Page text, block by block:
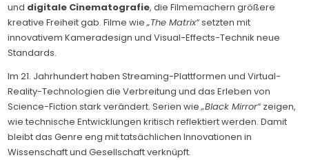
und digitale Cinematografie, die Filmemachern größere
kreative Freiheit gab. Filme wie„The Matrix“setzten mit
innovativem Kameradesign und Visual-Effects-Technik neue
Standards.
Im 21. Jahrhundert haben Streaming-Plattformen und Virtual-
Reality-Technologien die Verbreitung und das Erleben von
Science-Fiction stark verändert. Serien wie„Black Mirror“ zeigen,
wie technische Entwicklungen kritisch reflektiert werden. Damit
bleibt das Genre eng mit tatsächlichen Innovationen in
Wissenschaft und Gesellschaft verknüpft.